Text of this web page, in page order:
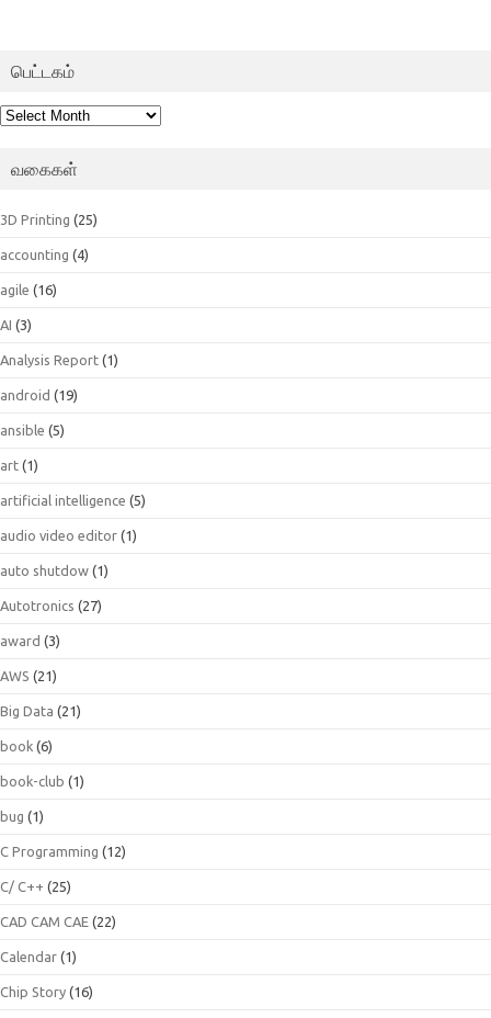
பெட்டகம்
பெட்டகம்
வகைகள்
3D Printing (25)
accounting (4)
agile (16)
AI (3)
Analysis Report (1)
android (19)
ansible (5)
art (1)
artificial intelligence (5)
audio video editor (1)
auto shutdow (1)
Autotronics (27)
award (3)
AWS (21)
Big Data (21)
book (6)
book-club (1)
bug (1)
C Programming (12)
C/ C++ (25)
CAD CAM CAE (22)
Calendar (1)
Chip Story (16)